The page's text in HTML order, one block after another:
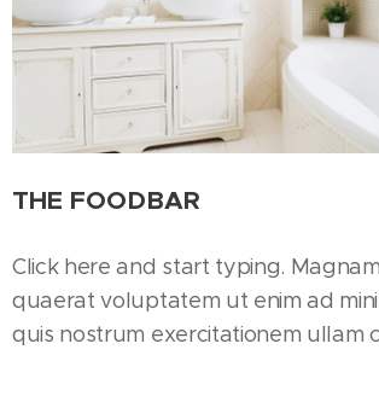
THE FOODBAR
Click here and start typing.
quaerat voluptatem ut enim ad
quis nostrum exercitationem ullam